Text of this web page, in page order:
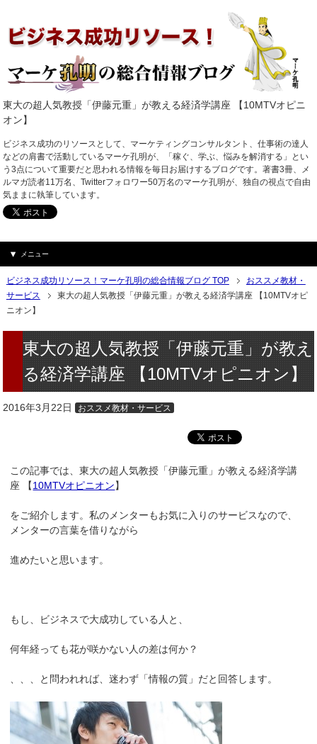
東大の超人気教授「伊藤元重」が教える経済学講座 【10MTVオピニ
オン】
ビジネス成功のリソースとして、マーケティングコンサルタント、仕事術の達人
などの肩書で活動しているマーケ孔明が、「稼ぐ、学ぶ、悩みを解消する」とい
う3点について重要だと思われる情報を毎日お届けするブログです。著書3冊、メ
ルマガ読者11万名、Twitterフォロワー50万名のマーケ孔明が、独自の視点で自由
気ままに執筆しています。
メニュー
ビジネス成功リソース！マーケ孔明の総合情報ブログ TOP
おススメ教材・
サービス
東大の超人気教授「伊藤元重」が教える経済学講座 【10MTVオピ
ニオン】
東大の超人気教授「伊藤元重」が教え
る経済学講座 【10MTVオピニオン】
2016年3月22日 おススメ教材・サービス
この記事では、東大の超人気教授「伊藤元重」が教える経済学講
座 【10MTVオピニオン】
をご紹介します。私のメンターもお気に入りのサービスなので、
メンターの言葉を借りながら
進めたいと思います。
もし、ビジネスで大成功している人と、
何年経っても花が咲かない人の差は何か？
、、、と問われれば、迷わず「情報の質」だと回答します。